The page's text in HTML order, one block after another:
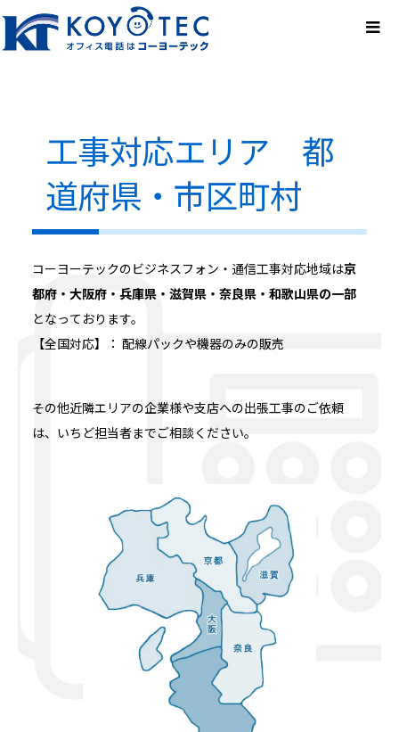
工事対応エリア 都
道府県・市区町村
コーヨーテックのビジネスフォン・通信工事対応地域は京
都府・大阪府・兵庫県・滋賀県・奈良県・和歌山県の一部
となっております。
【全国対応】： 配線パックや機器のみの販売
その他近隣エリアの企業様や支店への出張工事のご依頼
は、いちど担当者までご相談ください。